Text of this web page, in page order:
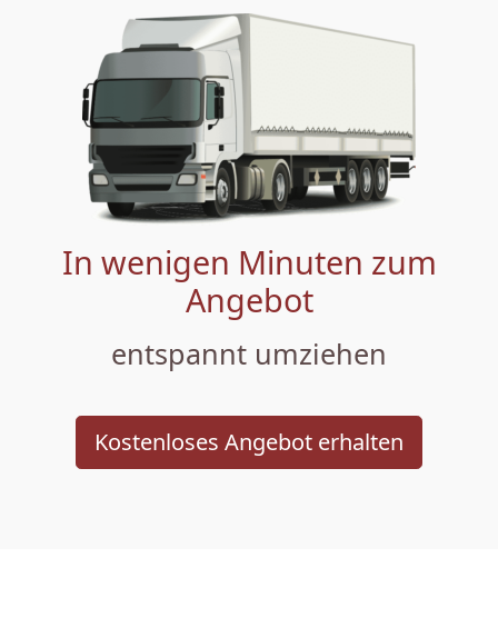
In wenigen Minuten zum
Angebot
entspannt umziehen
Kostenloses Angebot erhalten